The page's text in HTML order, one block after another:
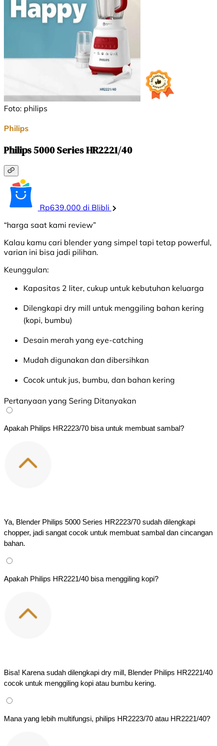
Foto: philips
Philips
Philips 5000 Series HR2221/40
Rp639.000 di Blibli
“harga saat kami review”
Kalau kamu cari blender yang simpel tapi tetap powerful,
varian ini bisa jadi pilihan.
Keunggulan:
Kapasitas 2 liter, cukup untuk kebutuhan keluarga
Dilengkapi dry mill untuk menggiling bahan kering
(kopi, bumbu)
Desain merah yang eye-catching
Mudah digunakan dan dibersihkan
Cocok untuk jus, bumbu, dan bahan kering
Pertanyaan yang Sering Ditanyakan
Apakah Philips HR2223/70 bisa untuk membuat sambal?
Ya, Blender Philips 5000 Series HR2223/70 sudah dilengkapi
chopper, jadi sangat cocok untuk membuat sambal dan cincangan
bahan.
Apakah Philips HR2221/40 bisa menggiling kopi?
Bisa! Karena sudah dilengkapi dry mill, Blender Philips HR2221/40
cocok untuk menggiling kopi atau bumbu kering.
Mana yang lebih multifungsi, philips HR2223/70 atau HR2221/40?